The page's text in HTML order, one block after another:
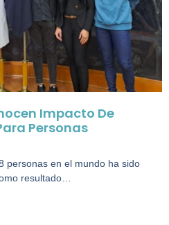
Impacto De
Personas
personas en el mundo ha sido
resultado…